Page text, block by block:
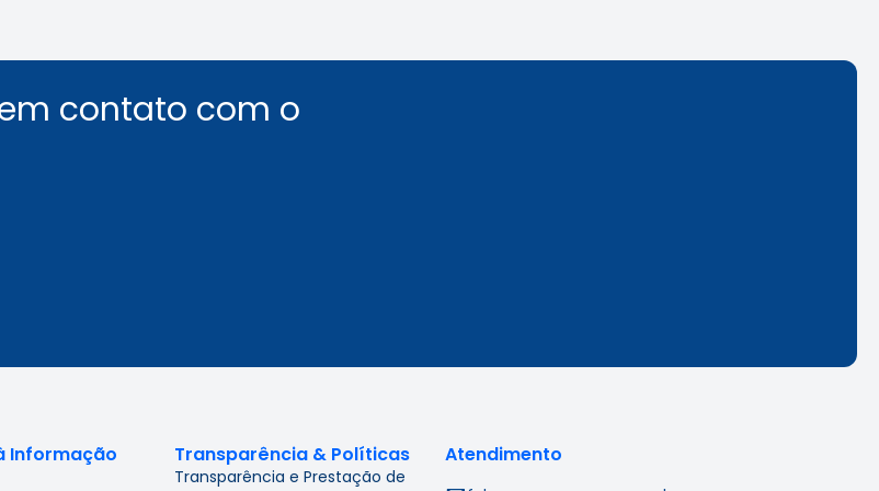
contato com o
Informação Transparência & Políticas
Transparência e Prestação de
Atendimento